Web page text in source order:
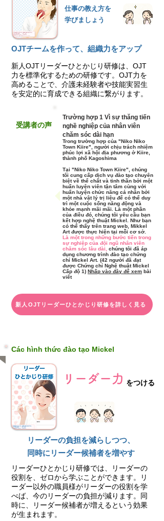
仕事の教え方を
学びましょう
OJTチームを作って、組織力をアップ
新人OJTリーダーひとかじり研修は、OJT
力を標準化するための研修です。OJT力を
高めることで、介護未経験者や技能実習生
を安定的に育成できる組織に繋がります。
受講者の声
Trường hợp 1 Vì sự thăng tiến
nghề nghiệp của nhân viên
chăm sóc dài hạn
Trong trường hợp của "Niko Niko
Town Kiire", người chịu trách nhiệm
phúc lợi xã hội địa phương ở Kiire,
thành phố Kagoshima
Tại "Niko Niko Town Kiire",
chúng
tôi cung cấp dịch vụ đào tạo chuyên
biệt về thể chất và tinh thần bởi một
huấn luyện viên tận tâm cùng với
huấn luyện chức năng cá nhân bởi
một nhà vật lý trị liệu để có thể duy
trì một cuộc sống năng động và
khỏe mạnh mãi mãi. Là một phần
của điều đó, chúng tôi yêu cầu bạn
kết hợp nghệ thuật Mickel.
Như bạn
có thể thấy trên trang web, Mikkel
Art được thực hiện tại mỗi cơ sở.
Là một trong những bước tiến trong
sự nghiệp của đội ngũ nhân viên
chăm sóc lâu dài,
chúng tôi đã áp
dụng chương trình đào tạo chứng
chỉ Mickel Art. (42 người đã đạt
được Chứng chỉ Nghệ thuật Mickel
Cấp độ 1) Nhấp vào đây để xem bài
viết
新人OJTリーダーひとかじり研修を詳しく見る
Các hình thức đào tạo Mickel
リーダー力 をつける
リーダーの負担を減らしつつ、
同時にリーダー候補者を増やす
リーダーひとかじり研修では、リーダーの
役割を、ゼロから学ぶことができます。リ
ーダー以外の職員様がリーダーの役割を学
べば、今のリーダーの負担が減ります。同
時に、リーダー候補者が増えるという効果
が生まれます。